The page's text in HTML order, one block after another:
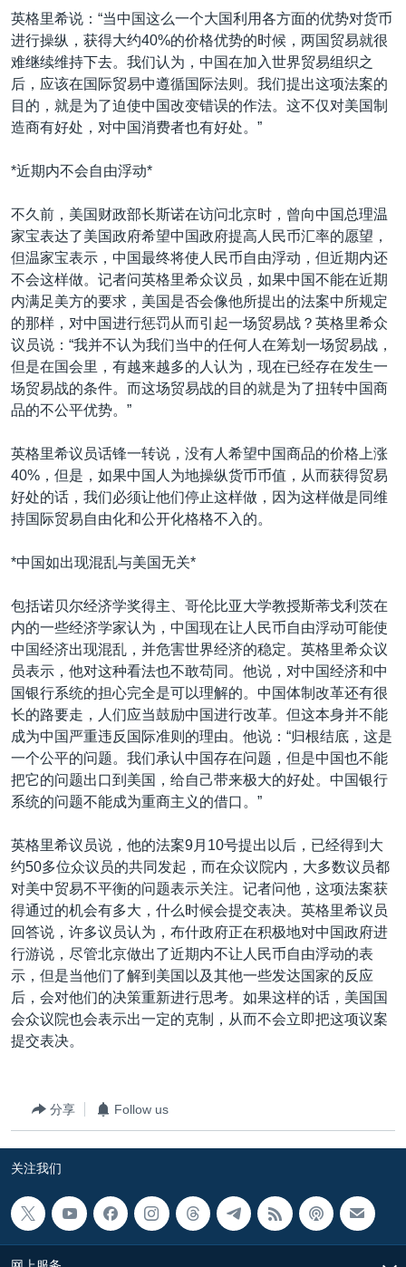
英格里希说：“当中国这么一个大国利用各方面的优势对货币
进行操纵，获得大约40%的价格优势的时候，两国贸易就很
难继续维持下去。我们认为，中国在加入世界贸易组织之
后，应该在国际贸易中遵循国际法则。我们提出这项法案的
目的，就是为了迫使中国改变错误的作法。这不仅对美国制
造商有好处，对中国消费者也有好处。”
*近期内不会自由浮动*
不久前，美国财政部长斯诺在访问北京时，曾向中国总理温
家宝表达了美国政府希望中国政府提高人民币汇率的愿望，
但温家宝表示，中国最终将使人民币自由浮动，但近期内还
不会这样做。记者问英格里希众议员，如果中国不能在近期
内满足美方的要求，美国是否会像他所提出的法案中所规定
的那样，对中国进行惩罚从而引起一场贸易战？英格里希众
议员说：“我并不认为我们当中的任何人在筹划一场贸易战，
但是在国会里，有越来越多的人认为，现在已经存在发生一
场贸易战的条件。而这场贸易战的目的就是为了扭转中国商
品的不公平优势。”
英格里希议员话锋一转说，没有人希望中国商品的价格上涨
40%，但是，如果中国人为地操纵货币币值，从而获得贸易
好处的话，我们必须让他们停止这样做，因为这样做是同维
持国际贸易自由化和公开化格格不入的。
*中国如出现混乱与美国无关*
包括诺贝尔经济学奖得主、哥伦比亚大学教授斯蒂戈利茨在
内的一些经济学家认为，中国现在让人民币自由浮动可能使
中国经济出现混乱，并危害世界经济的稳定。英格里希众议
员表示，他对这种看法也不敢苟同。他说，对中国经济和中
国银行系统的担心完全是可以理解的。中国体制改革还有很
长的路要走，人们应当鼓励中国进行改革。但这本身并不能
成为中国严重违反国际准则的理由。他说：“归根结底，这是
一个公平的问题。我们承认中国存在问题，但是中国也不能
把它的问题出口到美国，给自己带来极大的好处。中国银行
系统的问题不能成为重商主义的借口。”
英格里希议员说，他的法案9月10号提出以后，已经得到大
约50多位众议员的共同发起，而在众议院内，大多数议员都
对美中贸易不平衡的问题表示关注。记者问他，这项法案获
得通过的机会有多大，什么时候会提交表决。英格里希议员
回答说，许多议员认为，布什政府正在积极地对中国政府进
行游说，尽管北京做出了近期内不让人民币自由浮动的表
示，但是当他们了解到美国以及其他一些发达国家的反应
后，会对他们的决策重新进行思考。如果这样的话，美国国
会众议院也会表示出一定的克制，从而不会立即把这项议案
提交表决。
分享 Follow us
关注我们